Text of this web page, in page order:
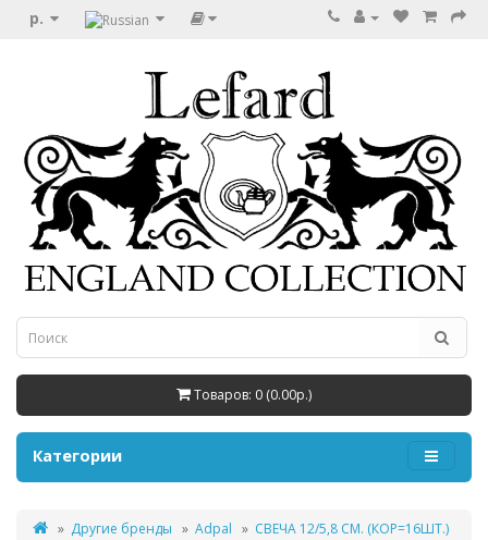
р.
Товаров: 0 (0.00р.)
Категории
Другие бренды Adpal СВЕЧА 12/5,8 СМ. (КОР=16ШТ.)